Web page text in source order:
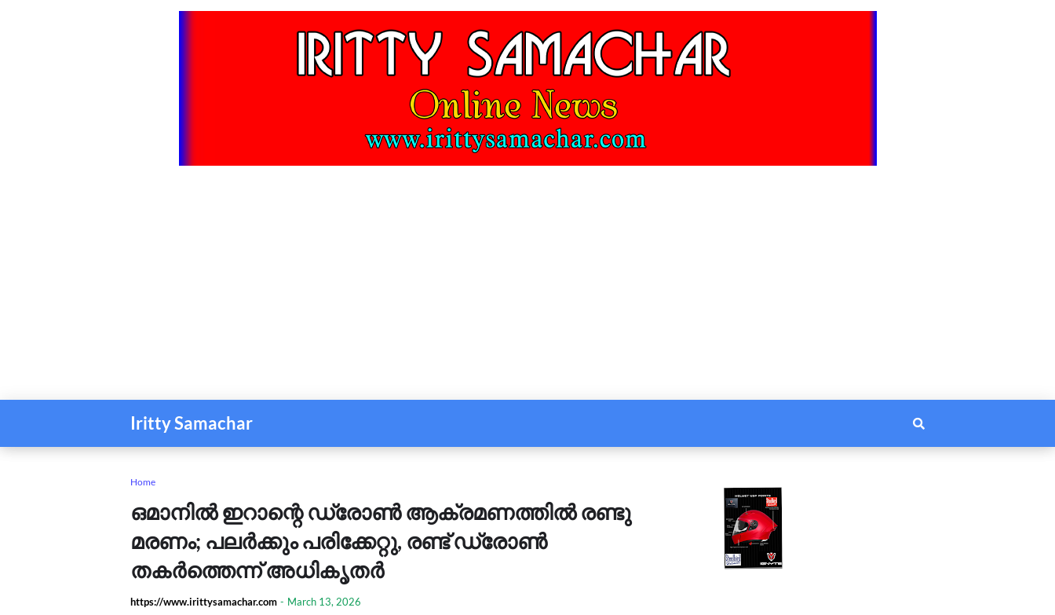
Iritty Samachar
Home
ഒമാനിൽ ഇറാന്റെ ഡ്രോൺ ആക്രമണത്തിൽ രണ്ടു
മരണം; പലർക്കും പരിക്കേറ്റു, രണ്ട് ഡ്രോൺ
തകർത്തെന്ന് അധികൃതർ
https://www.irittysamachar.com - March 13, 2026